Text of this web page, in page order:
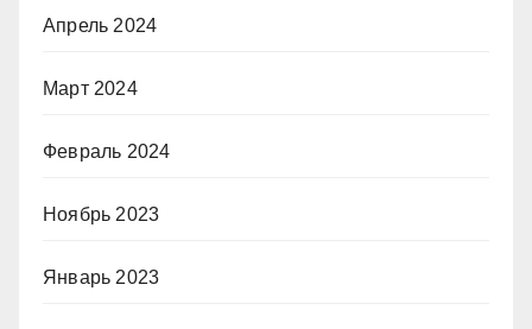
Апрель 2024
Март 2024
Февраль 2024
Ноябрь 2023
Январь 2023